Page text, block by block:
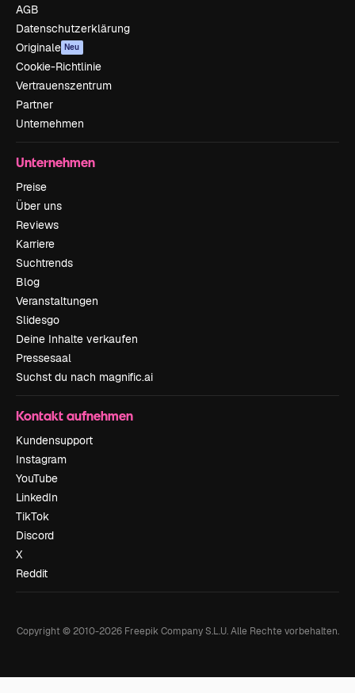
AGB
Datenschutzerklärung
Originale Neu
Cookie-Richtlinie
Vertrauenszentrum
Partner
Unternehmen
Unternehmen
Preise
Über uns
Reviews
Karriere
Suchtrends
Blog
Veranstaltungen
Slidesgo
Deine Inhalte verkaufen
Pressesaal
Suchst du nach magnific.ai
Kontakt aufnehmen
Kundensupport
Instagram
YouTube
LinkedIn
TikTok
Discord
X
Reddit
Copyright © 2010-2026Freepik Company S.L.U. Alle Rechte vorbehalten.